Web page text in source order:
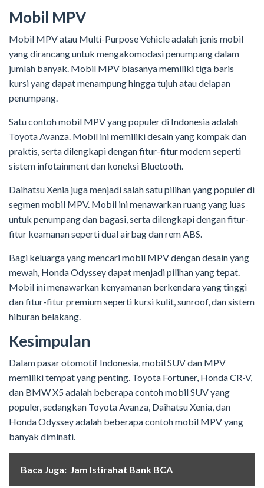
Mobil MPV
Mobil MPV atau Multi-Purpose Vehicle adalah jenis mobil
yang dirancang untuk mengakomodasi penumpang dalam
jumlah banyak. Mobil MPV biasanya memiliki tiga baris
kursi yang dapat menampung hingga tujuh atau delapan
penumpang.
Satu contoh mobil MPV yang populer di Indonesia adalah
Toyota Avanza. Mobil ini memiliki desain yang kompak dan
praktis, serta dilengkapi dengan fitur-fitur modern seperti
sistem infotainment dan koneksi Bluetooth.
Daihatsu Xenia juga menjadi salah satu pilihan yang populer di
segmen mobil MPV. Mobil ini menawarkan ruang yang luas
untuk penumpang dan bagasi, serta dilengkapi dengan fitur-
fitur keamanan seperti dual airbag dan rem ABS.
Bagi keluarga yang mencari mobil MPV dengan desain yang
mewah, Honda Odyssey dapat menjadi pilihan yang tepat.
Mobil ini menawarkan kenyamanan berkendara yang tinggi
dan fitur-fitur premium seperti kursi kulit, sunroof, dan sistem
hiburan belakang.
Kesimpulan
Dalam pasar otomotif Indonesia, mobil SUV dan MPV
memiliki tempat yang penting. Toyota Fortuner, Honda CR-V,
dan BMW X5 adalah beberapa contoh mobil SUV yang
populer, sedangkan Toyota Avanza, Daihatsu Xenia, dan
Honda Odyssey adalah beberapa contoh mobil MPV yang
banyak diminati.
Baca Juga: Jam Istirahat Bank BCA